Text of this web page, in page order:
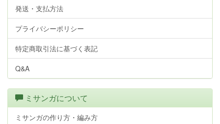
発送・支払方法
プライバシーポリシー
特定商取引法に基づく表記
Q&A
ミサンガについて
ミサンガの作り方・編み方